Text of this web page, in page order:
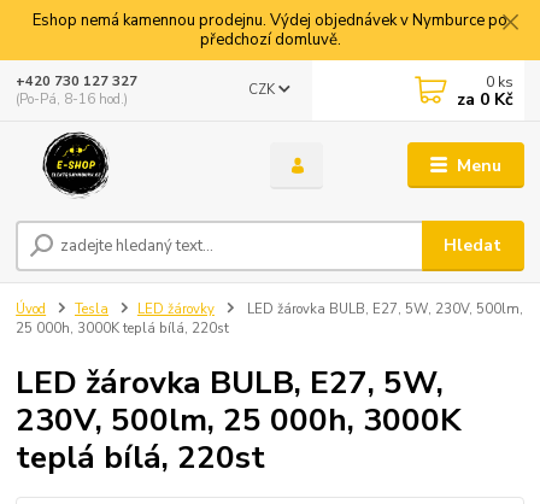
Eshop nemá kamennou prodejnu. Výdej objednávek v Nymburce po
předchozí domluvě.
Menu
CZK
Hledat
+420 730 127 327
(Po-Pá, 8-16 hod.)
0 ks
za 0 Kč
Úvod Tesla LED žárovky
LED žárovka BULB, E27, 5W, 230V, 500lm,
25 000h, 3000K teplá bílá, 220st
LED žárovka BULB, E27, 5W,
230V, 500lm, 25 000h, 3000K
teplá bílá, 220st